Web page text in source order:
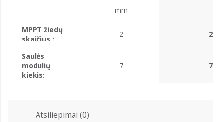
mm
MPPT žiedų
skaičius :
2 2
Saulės
modulių
kiekis:
7 7
Atsiliepimai (0)